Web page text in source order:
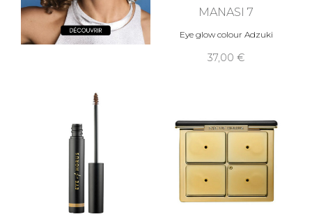
MANASI 7
Eye glow colour Adzuki
37,00